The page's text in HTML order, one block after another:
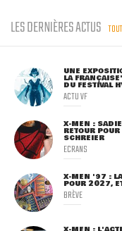
LES DERNIÈRES ACTUS
UNE
LA
DU FESTIVAL
ACTU VF
X-MEN :
RETOUR
SCHREIER
ECRANS
X-MEN '97 :
POUR 2027,
BRÈVE